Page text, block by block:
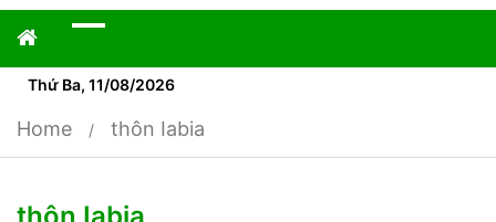
Thứ Ba, 11/08/2026
Home thôn Iabia
thôn Iabia